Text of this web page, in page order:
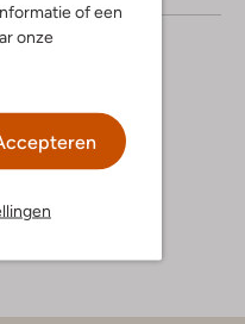
of een
onze
Acetaat